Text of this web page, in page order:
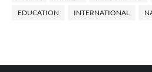
EDUCATION INTERNATIONAL